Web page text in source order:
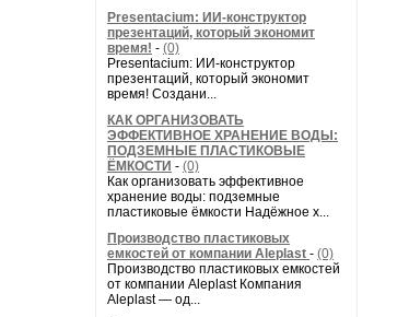
Presentacium: ИИ‑конструктор
презентаций, который экономит
время! - (0)
Presentacium: ИИ‑конструктор
презентаций, который экономит
время! Создани...
КАК ОРГАНИЗОВАТЬ
ЭФФЕКТИВНОЕ ХРАНЕНИЕ ВОДЫ:
ПОДЗЕМНЫЕ ПЛАСТИКОВЫЕ
ЁМКОСТИ - (0)
Как организовать эффективное
хранение воды: подземные
пластиковые ёмкости Надёжное х...
Производство пластиковых
емкостей от компании Aleplast - (0)
Производство пластиковых емкостей
от компании Aleplast Компания
Aleplast — од...